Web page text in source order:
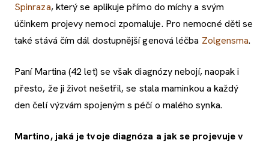
Spinraza, který se aplikuje přímo do míchy a svým
účinkem projevy nemoci zpomaluje. Pro nemocné děti se
také stává čím dál dostupnější genová léčba Zolgensma.
Paní Martina (42 let) se však diagnózy nebojí, naopak i
přesto, že ji život nešetřil, se stala maminkou a každý
den čelí výzvám spojeným s péčí o malého synka.
Martino, jaká je tvoje diagnóza a jak se projevuje v